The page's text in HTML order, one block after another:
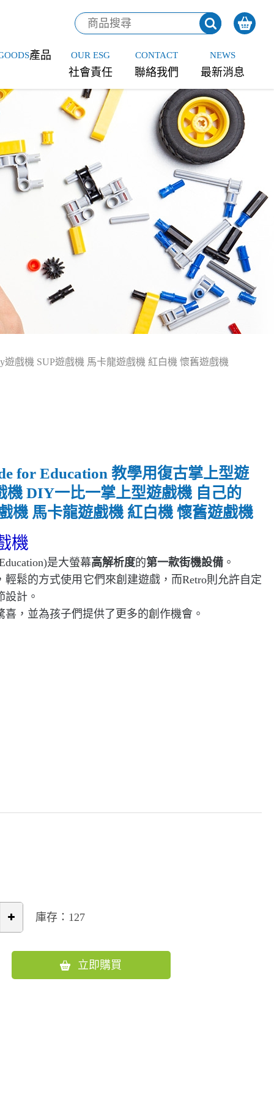
產品 OUR ESG
社會責任
CONTACT
聯絡我們
NEWS
最新消息
遊戲機 SUP遊戲機 馬卡龍遊戲機 紅白機 懷舊遊戲機
for Education 教學用復古掌上型遊
機 DIY一比一掌上型遊戲機 自己的
機 馬卡龍遊戲機 紅白機 懷舊遊戲機
機
是大螢幕高解析度的第一款街機設備。
鬆的方式使用它們來創建遊戲，而Retro則允許自定
計。
，並為孩子們提供了更多的創作機會。
庫存：127
立即購買